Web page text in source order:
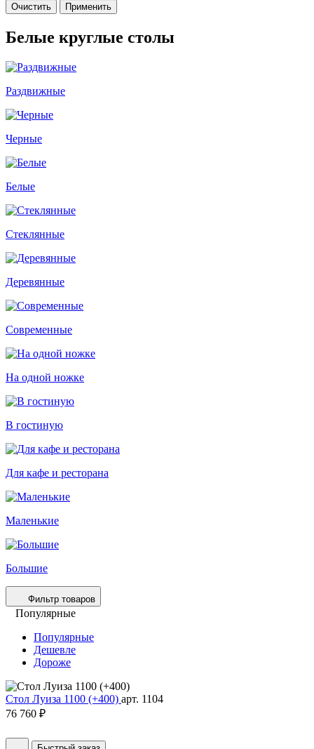
Очистить Применить
Белые круглые столы
Раздвижные
Черные
Белые
Стеклянные
Деревянные
Современные
На одной ножке
В гостиную
Для кафе и ресторана
Маленькие
Большие
Фильтр товаров
Популярные
Популярные
Дешевле
Дороже
Стол Луиза 1100 (+400) арт. 1104
76 760 ₽